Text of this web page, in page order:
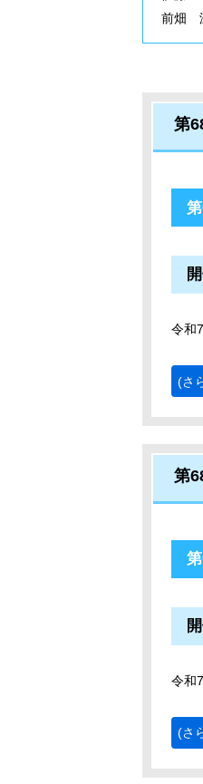
前畑
第
令和
(さ
第
令和
(さ